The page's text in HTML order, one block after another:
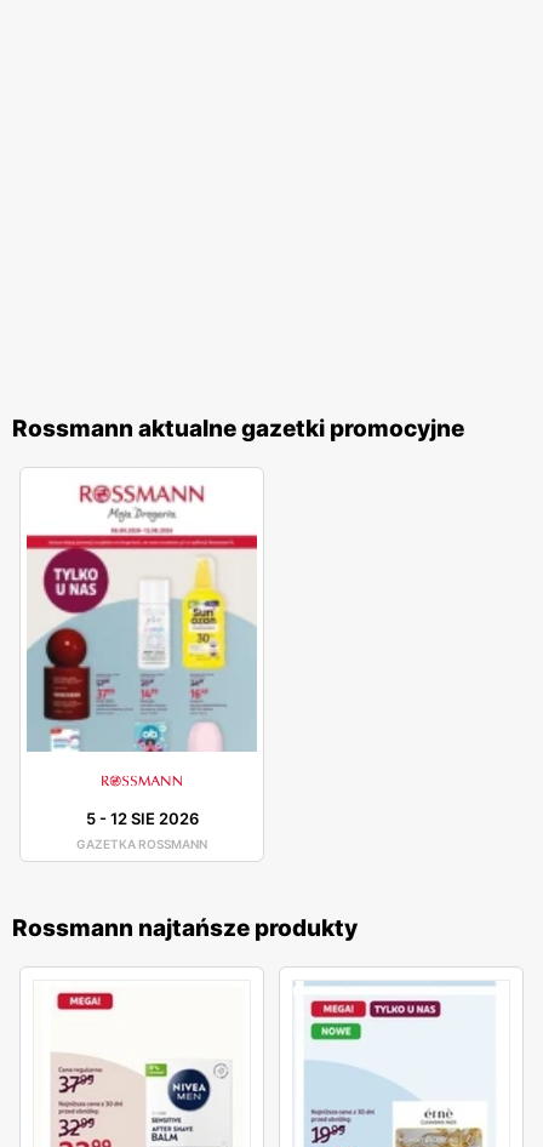
Rossmann aktualne gazetki promocyjne
5-12 SIE 2026
GAZETKA ROSSMANN
Rossmann najtańsze produkty